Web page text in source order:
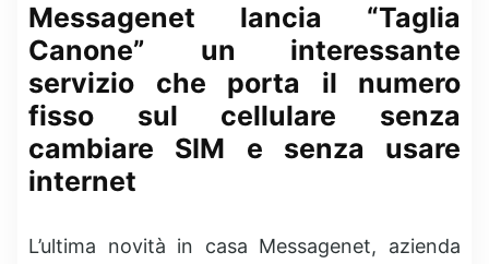
Messagenet lancia “Taglia
Canone” un interessante
servizio che porta il numero
fisso sul cellulare senza
cambiare SIM e senza usare
internet
L’ultima novità in casa Messagenet, azienda